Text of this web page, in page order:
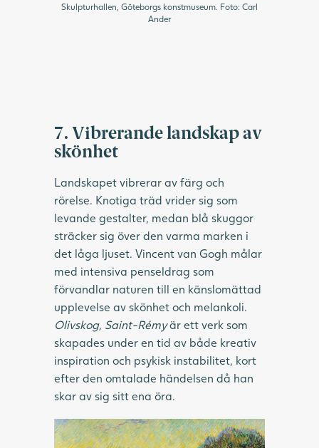
Skulpturhallen, Göteborgs konstmuseum. Foto: Carl
Ander
7. Vibrerande landskap av
skönhet
Landskapet vibrerar av färg och
rörelse. Knotiga träd vrider sig som
levande gestalter, medan blå skuggor
sträcker sig över den varma marken i
det låga ljuset. Vincent van Gogh målar
med intensiva penseldrag som
förvandlar naturen till en känslomättad
upplevelse av skönhet och melankoli.
Olivskog, Saint-Rémyär ett verk som
skapades under en tid av både kreativ
inspiration och psykisk instabilitet, kort
efter den omtalade händelsen då han
skar av sig sitt ena öra.